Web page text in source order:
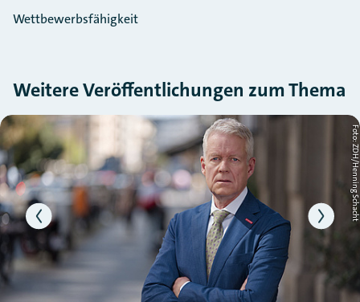
Wettbewerbsfähigkeit
Weitere Veröffentlichungen zum Thema
Slider überspringen Foto: ZDH/Henning Schacht